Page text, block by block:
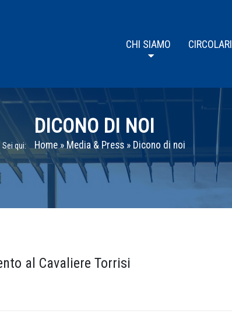
CHI SIAMO CIRCOLARI
DICONO DI NOI
Sei qui: Home»Media & Press» Dicono di noi
al Cavaliere Torrisi